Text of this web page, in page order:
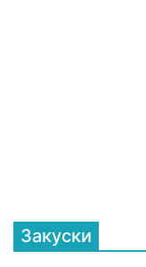
Закуски